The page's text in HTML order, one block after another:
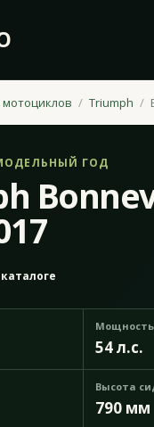
Triumph
МОДЕЛЬНЫЙ ГОД
Мощность
54 л.с.
Высота
790 мм